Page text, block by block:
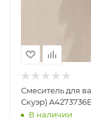
Смеситель для
Скуэр)
В наличии